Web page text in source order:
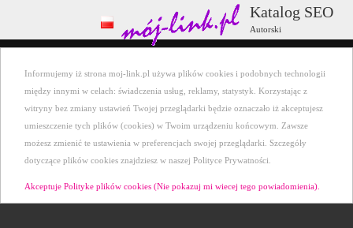
Informujemy iż strona moj-link.pl używa plików cookies i podobnych technologii
między innymi w celach: świadczenia usług, reklamy, statystyk. Korzystając z
witryny bez zmiany ustawień Twojej przeglądarki będzie oznaczało iż akceptujesz
umieszczenie tych plików (cookies) w Twoim urządzeniu końcowym. Zawsze
możesz zmienić te ustawienia w preferencjach swojej przeglądarki. Szczegóły
dotyczące plików cookies znajdziesz w naszej Polityce Prywatności.
Akceptuje Polityke plików cookies (Nie pokazuj mi wiecej tego powiadomienia).
Katalog SEO
Autorski
Ostatnio dodane
Kontakt